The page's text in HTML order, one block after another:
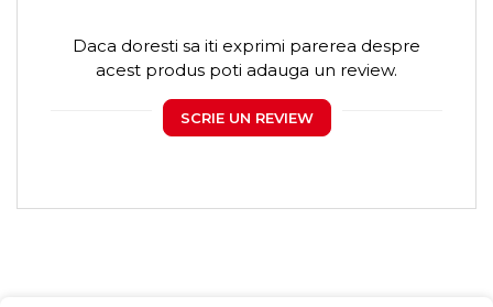
Daca doresti sa iti exprimi parerea despre
acest produs poti adauga un review.
SCRIE UN REVIEW